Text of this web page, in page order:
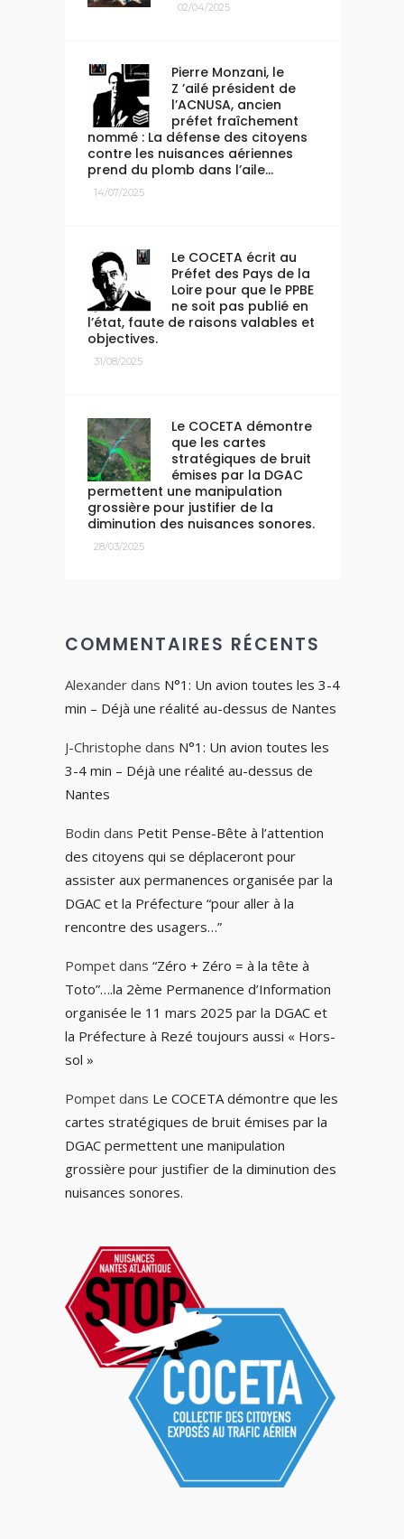
02/04/2025
Pierre Monzani, le
Z ’ailé président de
l’ACNUSA, ancien
préfet fraîchement
nommé : La défense des citoyens
contre les nuisances aériennes
prend du plomb dans l’aile…
14/07/2025
Le COCETA écrit au
Préfet des Pays de la
Loire pour que le PPBE
ne soit pas publié en
l’état, faute de raisons valables et
objectives.
31/08/2025
Le COCETA démontre
que les cartes
stratégiques de bruit
émises par la DGAC
permettent une manipulation
grossière pour justifier de la
diminution des nuisances sonores.
28/03/2025
COMMENTAIRES RÉCENTS
Alexanderdans N°1: Un avion toutes les 3-4
min – Déjà une réalité au-dessus de Nantes
J-Christophe dans N°1: Un avion toutes les
3-4 min – Déjà une réalité au-dessus de
Nantes
Bodin dans Petit Pense-Bête à l’attention
des citoyens qui se déplaceront pour
assister aux permanences organisée par la
DGAC et la Préfecture “pour aller à la
rencontre des usagers…”
Pompetdans “Zéro + Zéro = à la tête à
Toto”….la 2ème Permanence d’Information
organisée le 11 mars 2025 par la DGAC et
la Préfecture à Rezé toujours aussi « Hors-
sol »
Pompetdans Le COCETA démontre que les
cartes stratégiques de bruit émises par la
DGAC permettent une manipulation
grossière pour justifier de la diminution des
nuisances sonores.